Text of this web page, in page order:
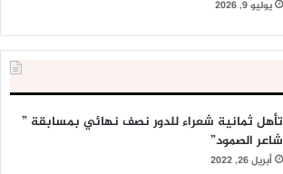
يوليو 9, 2026
تأهل ثمانية شعراء للدور نصف نهائي بمسابقة ”
شاعر الصمود”
أبريل 26, 2022